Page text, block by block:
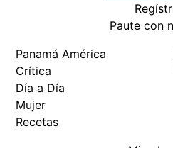
Paute con
Panamá América
Crítica
Día a Día
Mujer
Recetas